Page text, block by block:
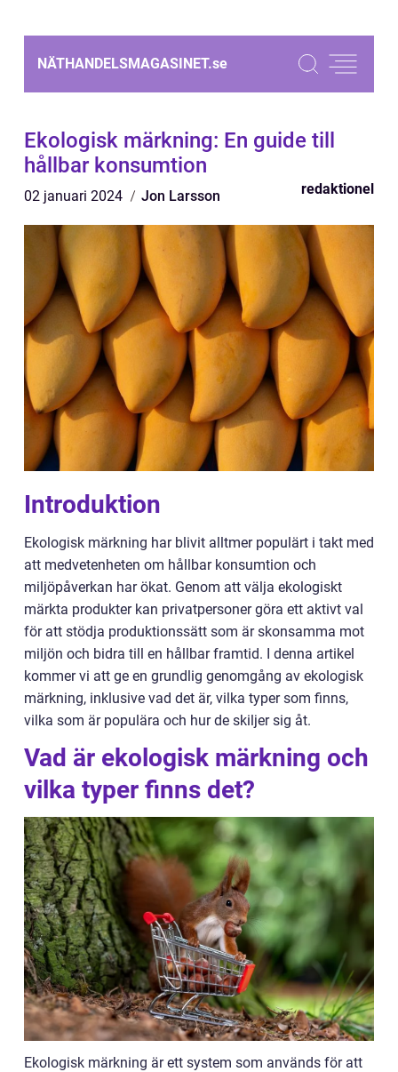
NÄTHANDELSMAGASINET.se
Ekologisk märkning: En guide till
hållbar konsumtion
02 januari 2024 Jon Larsson redaktionel
Introduktion
Ekologisk märkning har blivit alltmer populärt i takt med
att medvetenheten om hållbar konsumtion och
miljöpåverkan har ökat. Genom att välja ekologiskt
märkta produkter kan privatpersoner göra ett aktivt val
för att stödja produktionssätt som är skonsamma mot
miljön och bidra till en hållbar framtid. I denna artikel
kommer vi att ge en grundlig genomgång av ekologisk
märkning, inklusive vad det är, vilka typer som finns,
vilka som är populära och hur de skiljer sig åt.
Vad är ekologisk märkning och
vilka typer finns det?
Ekologisk märkning är ett system som används för att